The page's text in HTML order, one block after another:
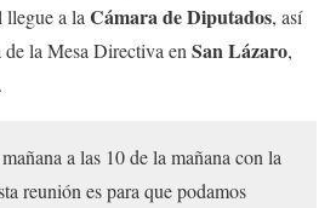
a la Cámara de Diputados, así
la Mesa Directiva en San Lázaro,
.
a las 10 de la mañana con la
reunión es para que podamos